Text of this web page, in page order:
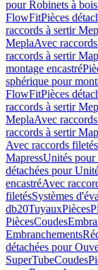
pour Robinets à
FlowFitPièces
raccords à sertir
MeplaAvec
raccords à sertir
montage encastré
sphérique pour
FlowFitPièces
raccords à sertir
MeplaAvec
raccords à sertir
Avec raccords filetés
MapressUnités pour
détachées pour
encastréAvec
filetésSystèmes
db20TuyauxPièces
PiècesCoudes
Embranchements
détachées pour
SuperTubeCoudes